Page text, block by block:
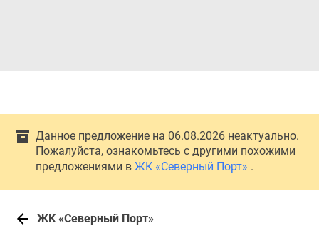
Данное предложение на 06.08.2026 неактуально.
Пожалуйста, ознакомьтесь с другими похожими
предложениями в ЖК «Северный Порт» .
ЖК «Северный Порт»